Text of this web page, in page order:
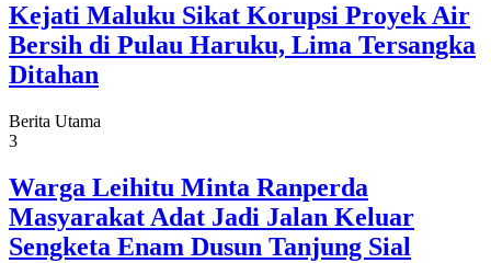
Kejati Maluku Sikat Korupsi Proyek Air
Bersih di Pulau Haruku, Lima Tersangka
Ditahan
Berita Utama
3
Warga Leihitu Minta Ranperda
Masyarakat Adat Jadi Jalan Keluar
Sengketa Enam Dusun Tanjung Sial